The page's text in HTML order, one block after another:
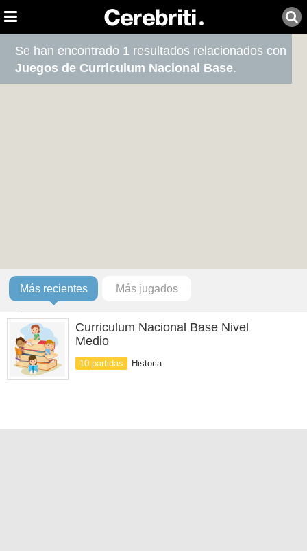
Se han encontrado 1 resultados relacionados con
Juegos de Curriculum Nacional Base.
Más recientes Más jugados
Curriculum Nacional Base Nivel
Medio
10 partidas Historia